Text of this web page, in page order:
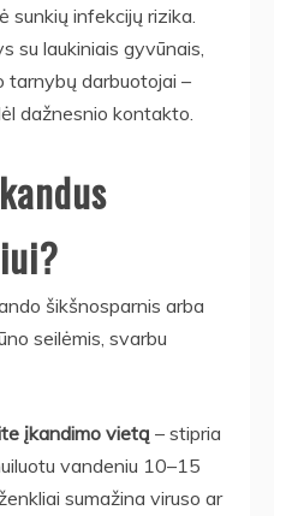
sunkių infekcijų rizika.
su laukiniais gyvūnais,
tarnybų darbuotojai –
dažnesnio kontakto.
šikšnosparnis arba
seilėmis, svarbu
įkandimo vietą – stipria
vandeniu 10–15
sumažina viruso ar